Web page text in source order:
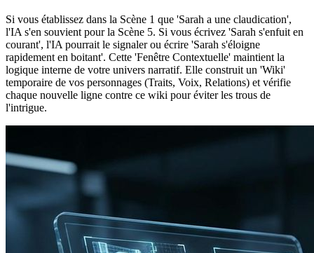
Si vous établissez dans la Scène 1 que 'Sarah a une claudication',
l'IA s'en souvient pour la Scène 5. Si vous écrivez 'Sarah s'enfuit en
courant', l'IA pourrait le signaler ou écrire 'Sarah s'éloigne
rapidement en boitant'. Cette 'Fenêtre Contextuelle' maintient la
logique interne de votre univers narratif. Elle construit un 'Wiki'
temporaire de vos personnages (Traits, Voix, Relations) et vérifie
chaque nouvelle ligne contre ce wiki pour éviter les trous de
l'intrigue.